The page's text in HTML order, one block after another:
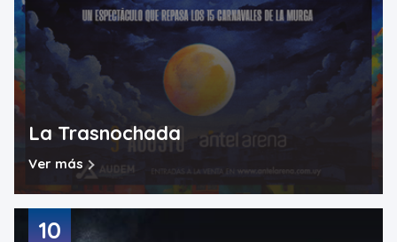
La Trasnochada
Ver más
10